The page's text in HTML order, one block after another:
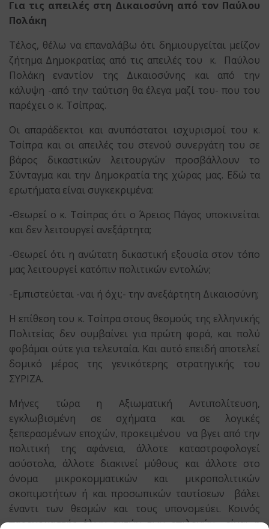
Για τις απειλές στη Δικαιοσύνη από τον Παύλου
Πολάκη
Τέλος, θέλω να επαναλάβω ότι δημιουργείται μείζον
ζήτημα Δημοκρατίας από τις απειλές του κ. Παύλου
Πολάκη εναντίον της Δικαιοσύνης και από την
κάλυψη -από την ταύτιση θα έλεγα μαζί του- που του
παρέχει ο κ. Τσίπρας.
Οι απαράδεκτοι και ανυπόστατοι ισχυρισμοί του κ.
Τσίπρα και οι απειλές του στενού συνεργάτη του σε
βάρος δικαστικών λειτουργών προσβάλλουν το
Σύνταγμα και την Δημοκρατία της χώρας μας. Εδώ τα
ερωτήματα είναι συγκεκριμένα:
-Θεωρεί ο κ. Τσίπρας ότι ο Άρειος Πάγος υποκινείται
και δεν λειτουργεί ανεξάρτητα;
-Θεωρεί ότι η ανώτατη δικαστική εξουσία στον τόπο
μας λειτουργεί κατόπιν πολιτικών εντολών;
-Εμπιστεύεται -ναι ή όχι;- την ανεξάρτητη Δικαιοσύνη;
H επίθεση του κ. Τσίπρα στους θεσμούς της ελληνικής
Πολιτείας δεν συμβαίνει για πρώτη φορά, και πολύ
φοβάμαι ούτε για τελευταία. Και αυτό επειδή αποτελεί
δομικό μέρος της γενικότερης στρατηγικής του
ΣΥΡΙΖΑ.
Μήνες τώρα η Αξιωματική Αντιπολίτευση,
εγκλωβισμένη σε σχήματα και σε λογικές
ξεπερασμένων εποχών, προκειμένου να βγει από την
πολιτική της αφάνεια, άλλοτε καταστροφολογεί
ασύστολα, άλλοτε διακινεί μύθους και άλλοτε στο
όνομα μικροκομματικών και μικροπολιτικών
σκοπιμοτήτων ή και προσωπικών ταυτίσεων βάλει
έναντι των θεσμών και τους υπονομεύει. Κοινός
παρονομαστής όλων αυτών των επιλογών είναι η